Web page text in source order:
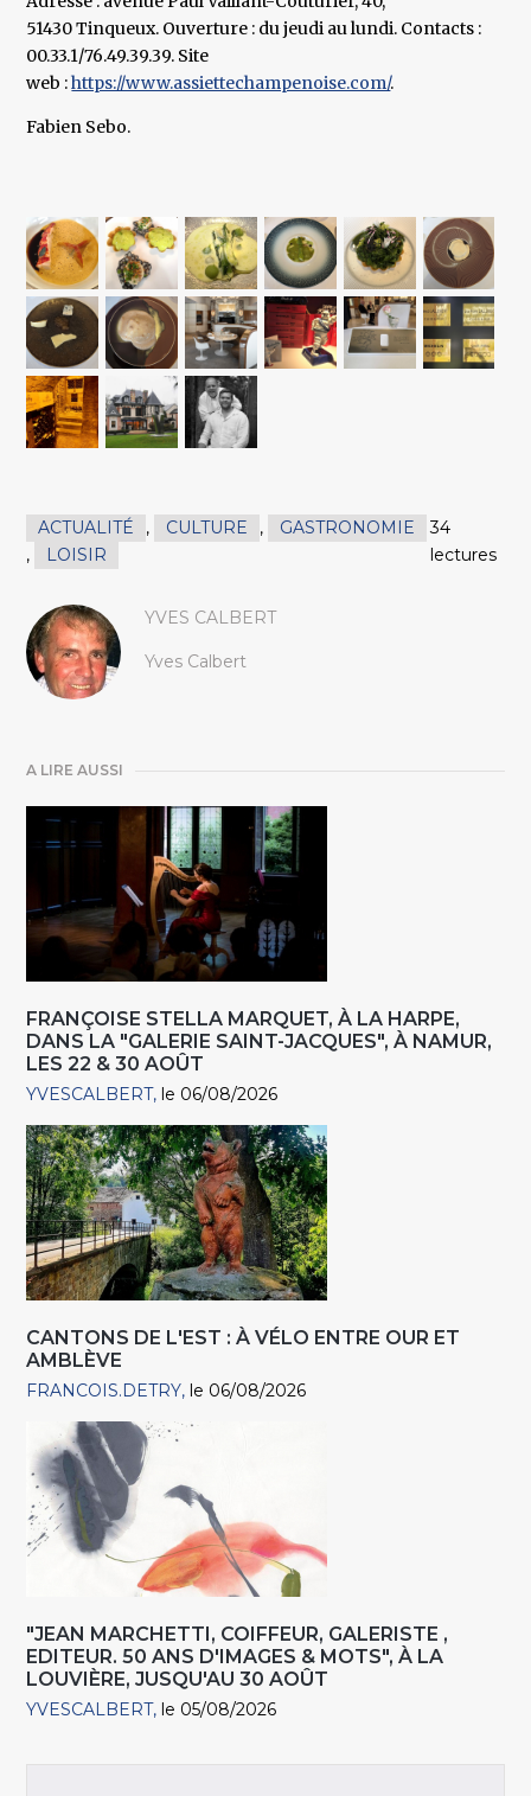
51430 Tinqueux. Ouverture : du jeudi au lundi. Contacts :
00.33.1/76.49.39.39. Site
web :https://www.assiettechampenoise.com/.
Fabien Sebo.
ACTUALITÉ , CULTURE ,
GASTRONOMIE
,
LOISIR
34
lectures
YVES CALBERT
Yves Calbert
A LIRE AUSSI
FRANÇOISE STELLA MARQUET, À LA HARPE,
DANS LA "GALERIE SAINT-JACQUES", À NAMUR,
LES 22 & 30 AOÛT
YVESCALBERT le 06/08/2026
CANTONS DE L'EST : À VÉLO ENTRE OUR ET
AMBLÈVE
FRANCOIS.DETRY le 06/08/2026
"JEAN MARCHETTI, COIFFEUR, GALERISTE ,
EDITEUR. 50 ANS D'IMAGES & MOTS", À LA
LOUVIÈRE, JUSQU'AU 30 AOÛT
YVESCALBERT le 05/08/2026